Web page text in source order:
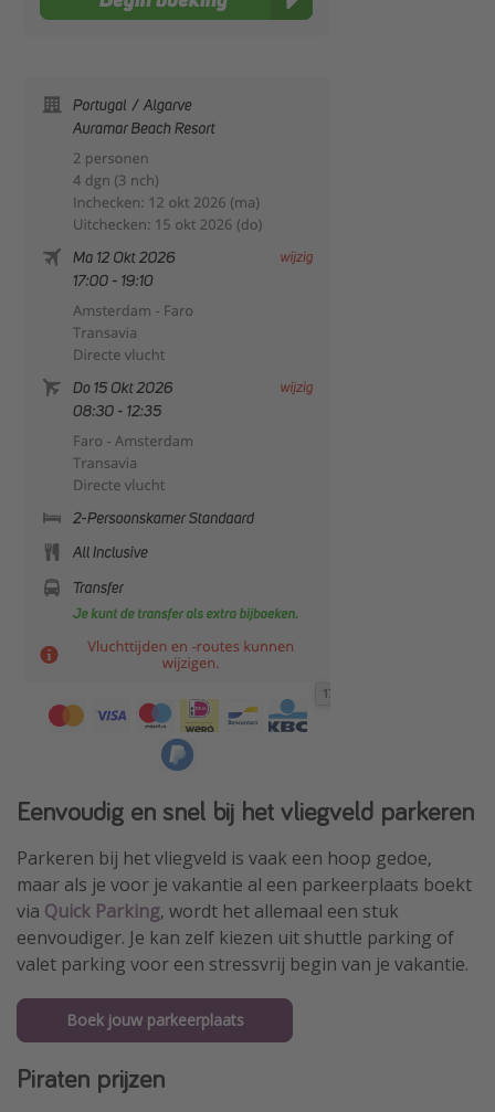
Eenvoudig en snel bij het vliegveld parkeren
Parkeren bij het vliegveld is vaak een hoop gedoe,
maar als je voor je vakantie al een parkeerplaats boekt
via Quick Parking, wordt het allemaal een stuk
eenvoudiger. Je kan zelf kiezen uit shuttle parking of
valet parking voor een stressvrij begin van je vakantie.
Boek jouw parkeerplaats
Piraten prijzen